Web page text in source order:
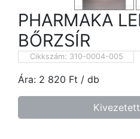
PHARMAKA
BŐRZSÍR
Cikkszám: 310-0004-005
Ára: 2 820 Ft / db